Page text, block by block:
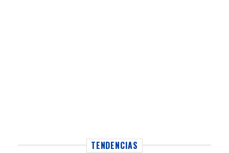
TENDENCIAS